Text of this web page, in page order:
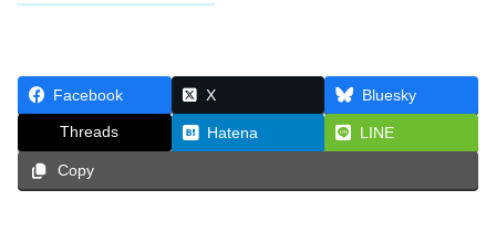
Facebook X Bluesky
Threads Hatena LINE
Copy